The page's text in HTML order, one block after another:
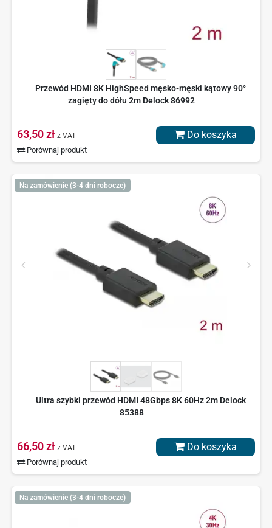
Przewód HDMI 8K HighSpeed męsko-męski kątowy 90°
zagięty do dółu 2m Delock 86992
63,50 zł z VAT
Porównaj produkt
Do koszyka
Na zamówienie (3-4 dni robocze)
Ultra szybki przewód HDMI 48Gbps 8K 60Hz 2m Delock
85388
66,50 zł z VAT
Porównaj produkt
Do koszyka
Na zamówienie (3-4 dni robocze)